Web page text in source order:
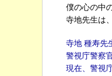
僕の心の中
寺地先生は
寺地 種寿先
警視庁警察
現在、警視